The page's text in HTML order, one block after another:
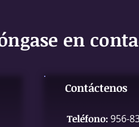
en
Contáctenos
Teléfono:956-